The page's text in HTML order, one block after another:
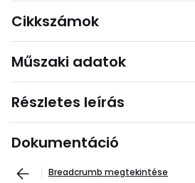
Cikkszámok
Műszaki adatok
Részletes leírás
Dokumentáció
Breadcrumb megtekintése